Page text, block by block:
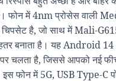
फोन में 4nm प्रोसेस वाली
है, जो साथ में Mali-
बनाता है। यह Android 14
चलता है, जिससे आपको नई
फोन में 5G, USB Type-C